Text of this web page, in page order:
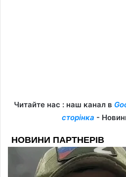
Читайте нас : наш канал в
сторінка -